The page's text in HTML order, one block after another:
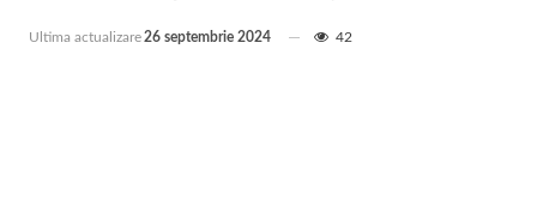
Ultima actualizare26 septembrie 2024 42